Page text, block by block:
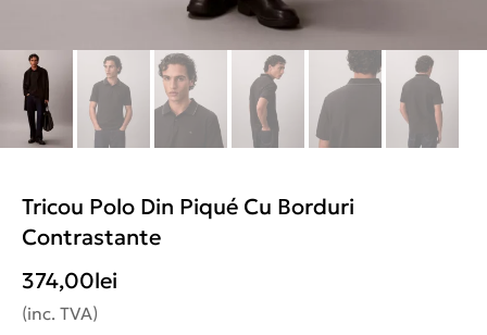
Tricou Polo Din Piqué Cu Borduri
Contrastante
374,00lei
(inc. TVA)